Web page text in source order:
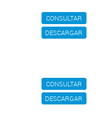
CONSULTAR
DESCARGAR
CONSULTAR
DESCARGAR